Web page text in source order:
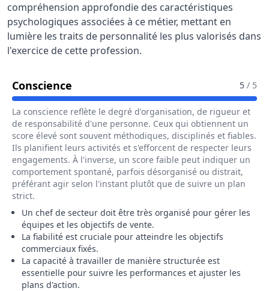
compréhension approfondie des caractéristiques
psychologiques associées à ce métier, mettant en
lumière les traits de personnalité les plus valorisés dans
l'exercice de cette profession.
Conscience Pour Le Métier De Chef / Cheffe De
5 / 5
La conscience reflète le degré d'organisation, de rigueur et
de responsabilité d'une personne. Ceux qui obtiennent un
score élevé sont souvent méthodiques, disciplinés et fiables.
Ils planifient leurs activités et s'efforcent de respecter leurs
engagements. À l'inverse, un score faible peut indiquer un
comportement spontané, parfois désorganisé ou distrait,
préférant agir selon l'instant plutôt que de suivre un plan
strict.
Un chef de secteur doit être très organisé pour gérer les
équipes et les objectifs de vente.
La fiabilité est cruciale pour atteindre les objectifs
commerciaux fixés.
La capacité à travailler de manière structurée est
essentielle pour suivre les performances et ajuster les
plans d'action.